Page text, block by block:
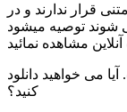
قرار ندارند و در
شوند توصیه میشود
مشاهده نمائید
می خواهید دانلود
کنید؟